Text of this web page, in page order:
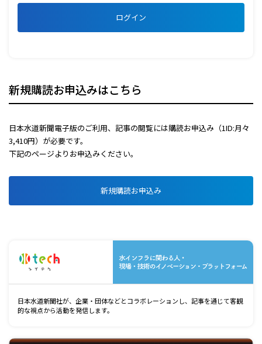
ログイン
新規購読お申込みはこちら
日本水道新聞電子版のご利用、記事の閲覧には購読お申込み（1ID:月々
3,410円）が必要です。
下記のページよりお申込みください。
新規購読お申込み
日本水道新聞社が、企業・団体などとコラボレーションし、記事を通じて客観
的な視点から活動を発信します。